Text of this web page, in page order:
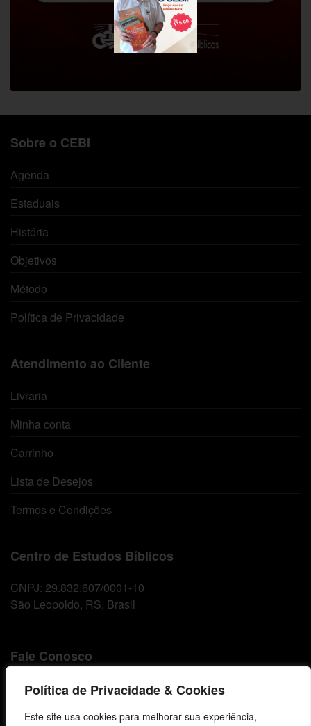
Política de Privacidade & Cookies
Este site usa cookies para melhorar sua experiência,
Sobre o CEBI
Agenda
Estaduais
História
Objetivos
Método
Política de Privacidade
Atendimento ao Cliente
Livraria
Minha conta
Carrinho
Lista de Desejos
Termos e Condições
Centro de Estudos Bíblicos
CNPJ: 29.832.607/0001-10
São Leopoldo, RS, Brasil
Fale Conosco
E-mails
comunicacao@cebi.org.br